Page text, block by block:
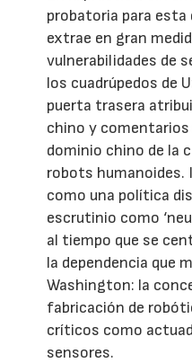
probatoria para
extrae en gran
vulnerabilidades de
los cuadrúpedos de
puerta trasera
chino y comentarios
dominio chino de la
robots
como una política
escrutinio como
al tiempo que se
la dependencia que
Washington: la
fabricación de
críticos como
sensores.